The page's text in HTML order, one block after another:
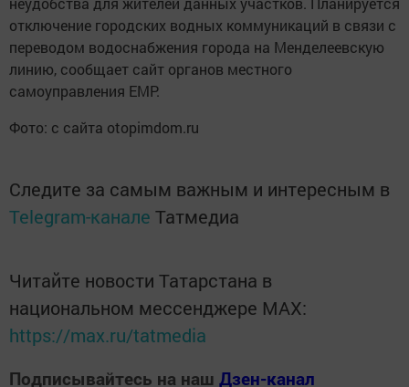
отключение городских водных коммуникаций в связи с
переводом водоснабжения города на Менделеевскую
линию, сообщает сайт органов местного
самоуправления ЕМР.
Фото: с сайта otopimdom.ru
Следите за самым важным и интересным в
Telegram-канале Татмедиа
Читайте новости Татарстана в
национальном мессенджере MАХ:
https://max.ru/tatmedia
Подписывайтесь на наш Дзен-канал